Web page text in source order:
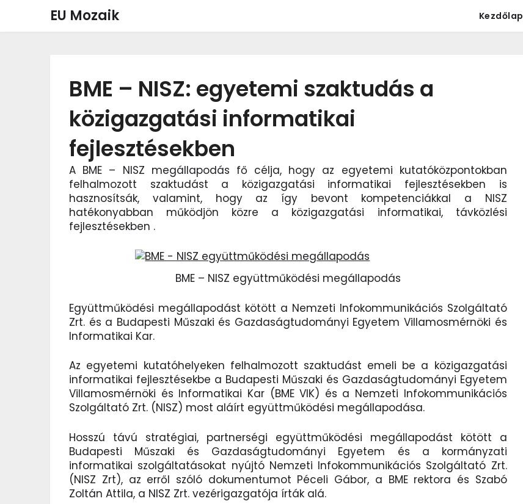
EU Mozaik Kezdőlap
BME – NISZ: egyetemi szaktudás a
közigazgatási informatikai
fejlesztésekben
A BME – NISZ megállapodás fő célja, hogy az egyetemi kutatóközpontokban
felhalmozott szaktudást a közigazgatási informatikai fejlesztésekben is
hasznosítsák, valamint, hogy az így bevont kompetenciákkal a NISZ
hatékonyabban működjön közre a közigazgatási informatikai, távközlési
fejlesztésekben .
BME – NISZ együttműködési megállapodás
Együttműködési megállapodást kötött a Nemzeti Infokommunikációs Szolgáltató
Zrt. és a Budapesti Műszaki és Gazdaságtudományi Egyetem Villamosmérnöki és
Informatikai Kar.
Az egyetemi kutatóhelyeken felhalmozott szaktudást emeli be a közigazgatási
informatikai fejlesztésekbe a Budapesti Műszaki és Gazdaságtudományi Egyetem
Villamosmérnöki és Informatikai Kar (BME VIK) és a Nemzeti Infokommunikációs
Szolgáltató Zrt. (NISZ) most aláírt együttműködési megállapodása.
Hosszú távú stratégiai, partnerségi együttműködési megállapodást kötött a
Budapesti Műszaki és Gazdaságtudományi Egyetem és a kormányzati
informatikai szolgáltatásokat nyújtó Nemzeti Infokommunikációs Szolgáltató Zrt.
(NISZ Zrt), az erről szóló dokumentumot Péceli Gábor, a BME rektora és Szabó
Zoltán Attila, a NISZ Zrt. vezérigazgatója írták alá.